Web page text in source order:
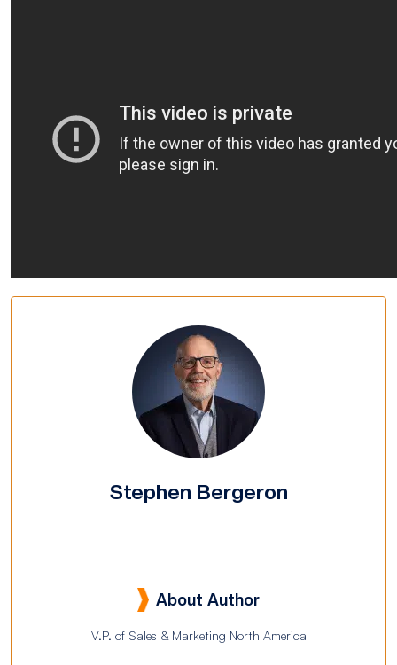
Stephen Bergeron
About Author
V.P. of Sales & Marketing North America